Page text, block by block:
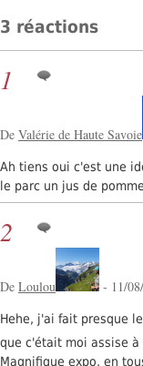
3 réactions
1
De Valérie de Haute Savoie
Ah tiens oui c'est une
le parc un jus de
2
De Loulou - 11/
Hehe, j'ai fait presque
que c'était moi assise
Magnifique expo, en